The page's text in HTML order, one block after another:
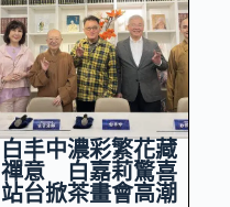
白丰中濃彩繁花藏
禪意 白嘉莉驚喜
站台掀茶畫會高潮